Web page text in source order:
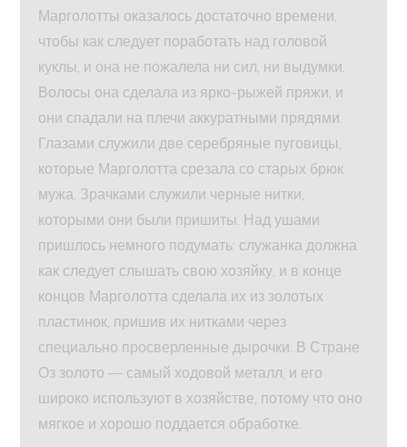
Марголотты оказалось достаточно времени,
чтобы как следует поработать над головой
куклы, и она не пожалела ни сил, ни выдумки.
Волосы она сделала из ярко-рыжей пряжи, и
они спадали на плечи аккуратными прядями.
Глазами служили две серебряные пуговицы,
которые Марголотта срезала со старых брюк
мужа. Зрачками служили черные нитки,
которыми они были пришиты. Над ушами
пришлось немного подумать: служанка должна
как следует слышать свою хозяйку, и в конце
концов Марголотта сделала их из золотых
пластинок, пришив их нитками через
специально просверленные дырочки. В Стране
Оз золото — самый ходовой металл, и его
широко используют в хозяйстве, потому что оно
мягкое и хорошо поддается обработке.